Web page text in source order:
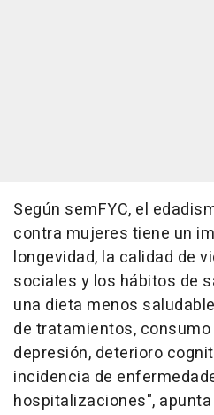
Según semFYC, el
contra mujeres tiene un
longevidad, la calidad de
sociales y los hábitos de
una dieta menos
de tratamientos,
depresión, deterioro
incidencia de
hospitalizaciones",